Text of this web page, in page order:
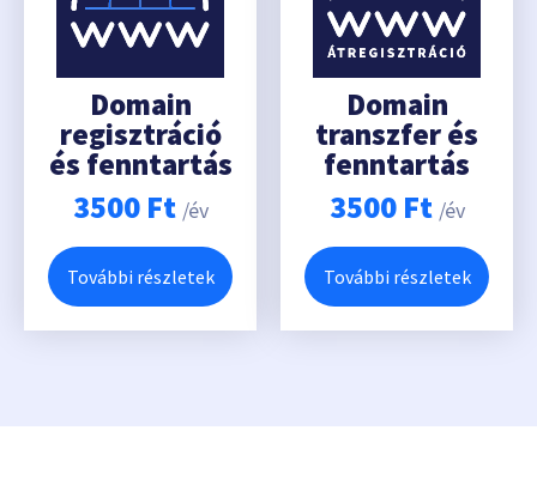
Domain
regisztráció
és fenntartás
3500 Ft /év
További részletek
Domain
transzfer és
fenntartás
3500 Ft /év
További részletek